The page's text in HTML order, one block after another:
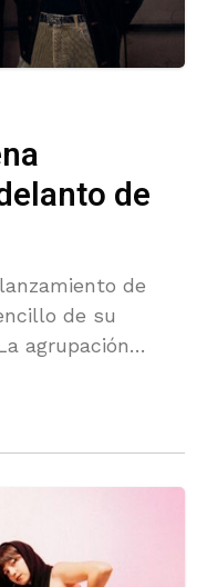
de
de
de su
agrupación